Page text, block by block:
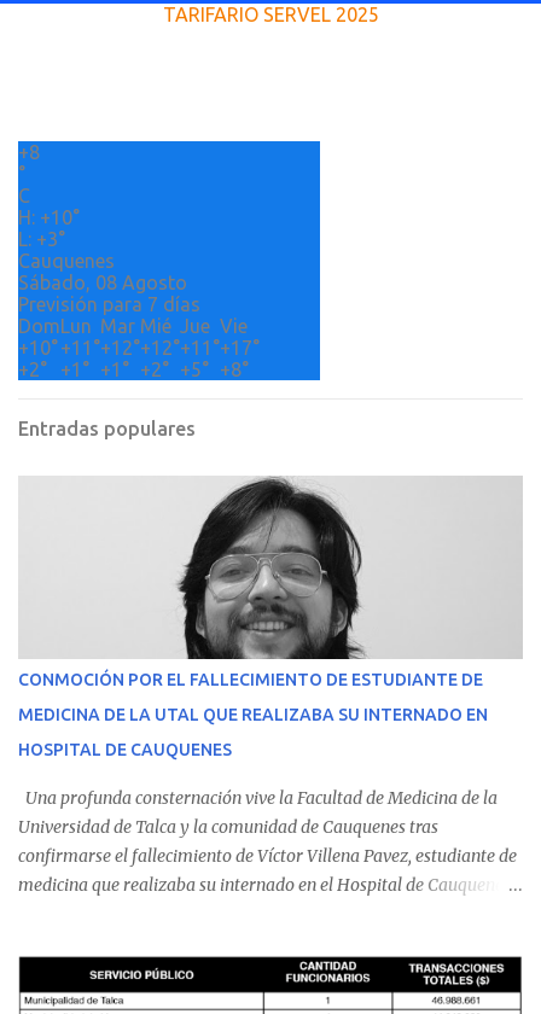
i
s
TARIFARIO SERVEL 2025
+8
°
C
H: +10°
L: +3°
Cauquenes
Sábado, 08 Agosto
Previsión para 7 días
DomLun Mar Mié Jue Vie
+10°+11°+12°+12°+11°+17°
+2° +1° +1° +2° +5° +8°
Entradas populares
CONMOCIÓN POR EL FALLECIMIENTO DE ESTUDIANTE DE
MEDICINA DE LA UTAL QUE REALIZABA SU INTERNADO EN
HOSPITAL DE CAUQUENES
Una profunda consternación vive la Facultad de Medicina de la
Universidad de Talca y la comunidad de Cauquenes tras
confirmarse el fallecimiento de Víctor Villena Pavez, estudiante de
medicina que realizaba su internado en el Hospital de Cauquenes.
malestares físicos. Dada la complejidad de su estado de salud, el
equipo médico determinó su traslado de urgencia al Hospital